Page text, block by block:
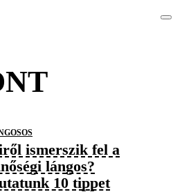
ismerszik fel a
lángos?
10 tippet